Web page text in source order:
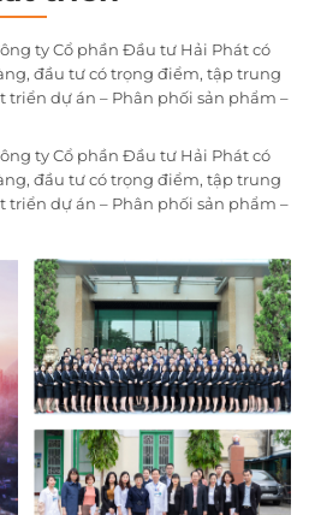
ty Cổ phần Đầu tư Hải Phát có
đầu tư có trọng điểm, tập trung
triển dự án – Phân phối sản phẩm –
ty Cổ phần Đầu tư Hải Phát có
đầu tư có trọng điểm, tập trung
triển dự án – Phân phối sản phẩm –